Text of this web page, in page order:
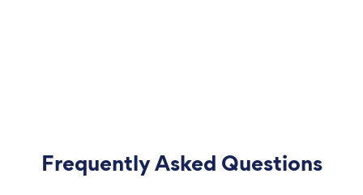
Frequently Asked Questions